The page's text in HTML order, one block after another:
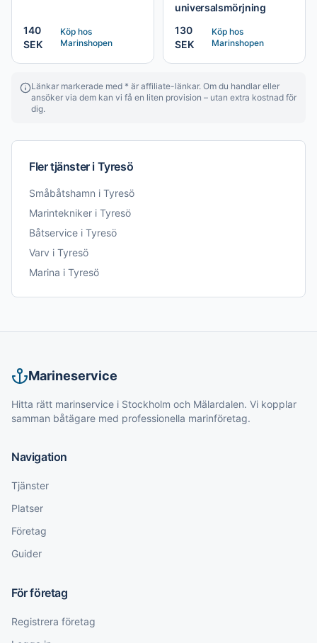
140
SEK
Köp hos
Marinshopen
universalsmörjning
130
SEK
Köp hos
Marinshopen
Länkar markerade med * är affiliate-länkar. Om du handlar eller
ansöker via dem kan vi få en liten provision – utan extra kostnad för
dig.
Fler tjänster i Tyresö
Småbåtshamn i Tyresö
Marintekniker i Tyresö
Båtservice i Tyresö
Varv i Tyresö
Marina i Tyresö
Marineservice
Hitta rätt marinservice i Stockholm och Mälardalen. Vi kopplar
samman båtägare med professionella marinföretag.
Navigation
Tjänster
Platser
Företag
Guider
För företag
Registrera företag